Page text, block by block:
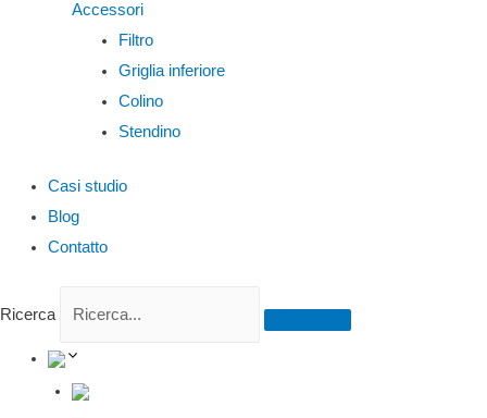
Accessori
Filtro
Griglia inferiore
Colino
Stendino
Casi studio
Blog
Contatto
Ricerca